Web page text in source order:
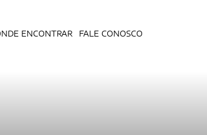
ENCONTRAR FALE CONOSCO